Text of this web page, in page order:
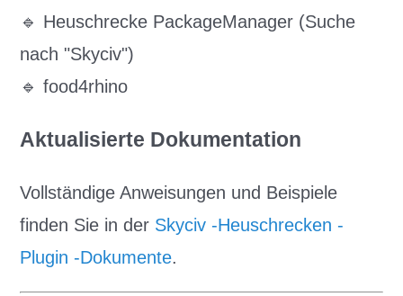
🔹 Heuschrecke PackageManager (Suche
nach "Skyciv")
🔹 food4rhino
Aktualisierte Dokumentation
Vollständige Anweisungen und Beispiele
finden Sie in der Skyciv -Heuschrecken -
Plugin -Dokumente.